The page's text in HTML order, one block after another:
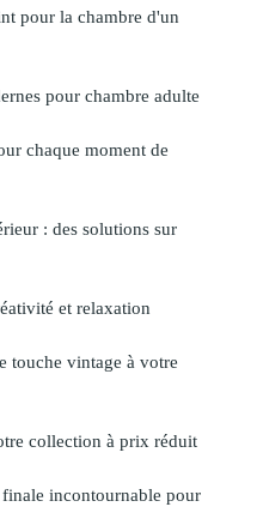
pour la chambre d'un
pour chambre adulte
chaque moment de
: des solutions sur
et relaxation
touche vintage à votre
collection à prix réduit
incontournable pour